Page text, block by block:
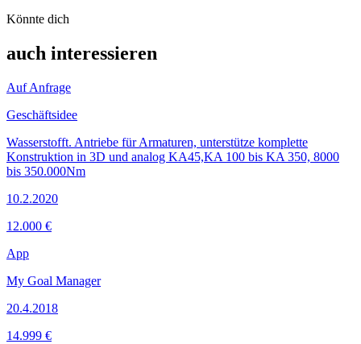
Könnte dich
auch interessieren
Auf Anfrage
Geschäftsidee
Wasserstofft. Antriebe für Armaturen, unterstütze komplette
Konstruktion in 3D und analog KA45,KA 100 bis KA 350, 8000
bis 350.000Nm
10.2.2020
12.000 €
App
My Goal Manager
20.4.2018
14.999 €